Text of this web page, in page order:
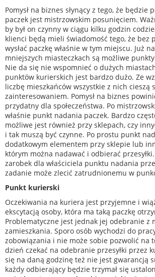
Pomysł na biznes słynący z tego, że będzie
paczek jest mistrzowskim posunięciem.
by był on czynny w ciągu kilku godzin
klienci będą mieli świadomość tego, że bez
wysłać paczkę właśnie w tym miejscu. Już
mniejszych miasteczkach są możliwe
Nie da się nie wspomnieć o dużych
punktów kurierskich jest bardzo dużo. Ze
liczbę mieszkańców wszystkie z nich cieszą
zainteresowaniem. Pomysł na biznes
przydatny dla społeczeństwa. Po
właśnie punkt nadania paczek. Bardzo
możliwe jest również przy sklepach, czy
i tak muszą być czynne. Po prostu punkt
dodatkowym elementem przy sklepie lub
którym można nadawać i odbierać
zarobek dla właściciela punktu nadania
zadanie może zlecić zatrudnionemu w
Punkt kurierski
Oczekiwania na kuriera jest przyjemne i
ekscytacją osoby, która ma taką paczkę
Problematyczne jest jednak jej odebranie z
zamieszkania. Sporo osób wychodzi do
zobowiązania i nie może sobie pozwolić na
dzień czekać na odebranie przesyłki przez
się na daną godzinę też nie jest gwarancją
każdy odbierający będzie trzymał się